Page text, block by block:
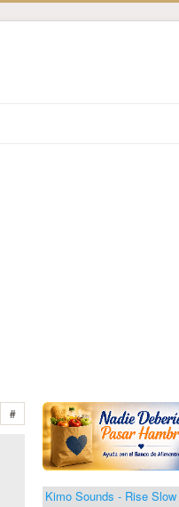
#
Kimo Sounds - Rise Slow